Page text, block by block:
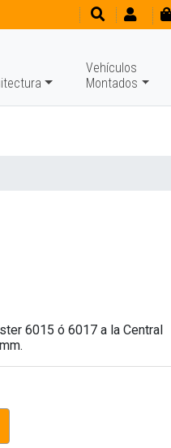
Vehículos
Montados
6015 ó 6017 a la Central